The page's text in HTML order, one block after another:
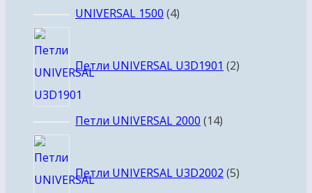
товаров
UNIVERSAL 1500 44
Петли UNIVERSAL U3D1901 2товара
Петли UNIVERSAL 2000 1414
Петли UNIVERSAL U3D2002 5товаров